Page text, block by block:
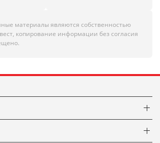
материалы являются собственностью
копирование информации без согласия